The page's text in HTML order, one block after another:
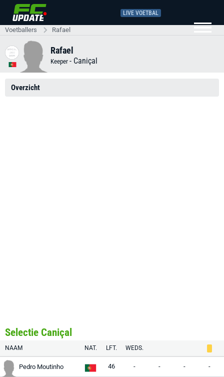
LIVE VOETBAL
Voetballers Rafael
Rafael
Keeper - Caniçal
Overzicht
Selectie Caniçal
NAAM NAT. LFT. WEDS.
Pedro Moutinho 46 - - - -